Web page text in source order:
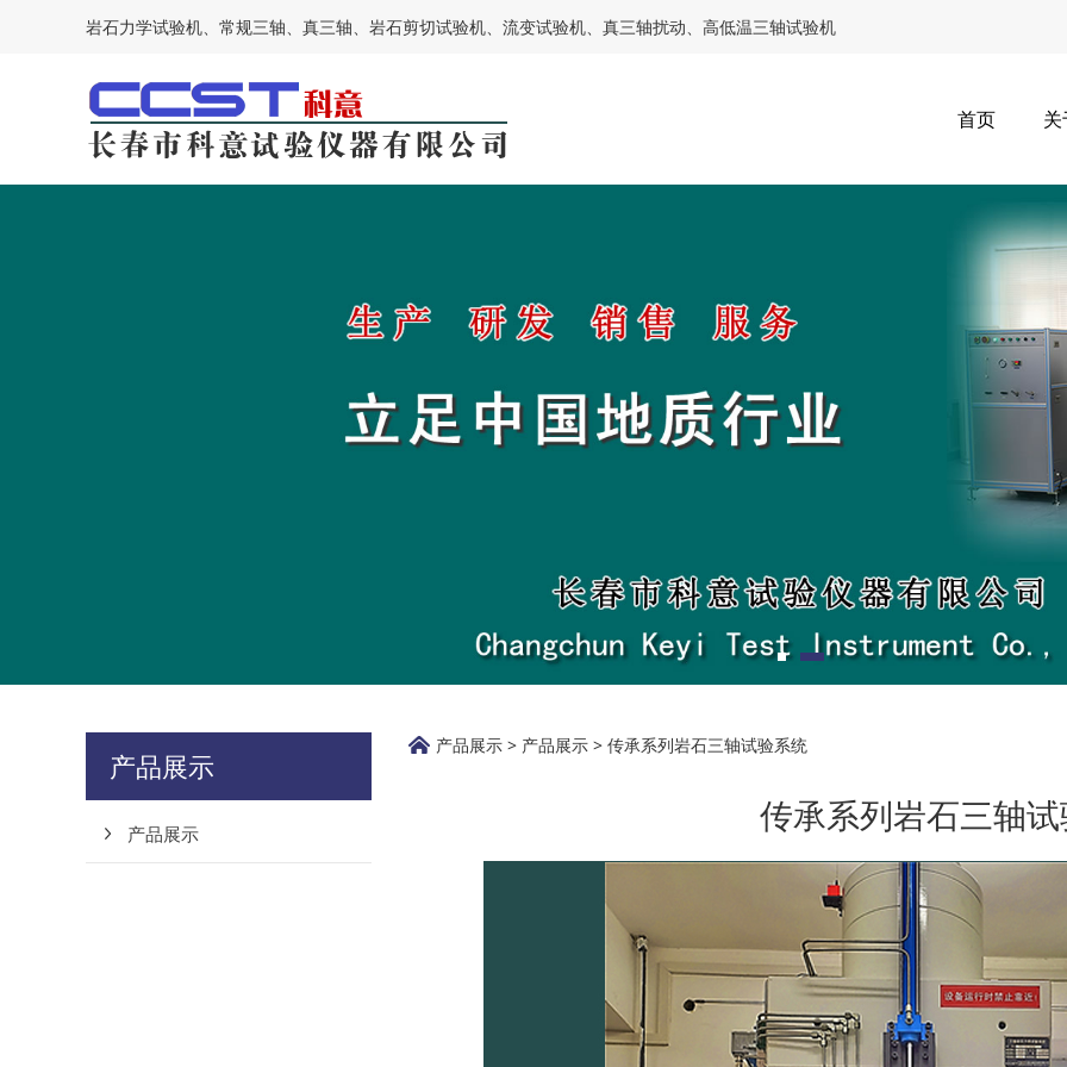
岩石力学试验机、常规三轴、真三轴、岩石剪切试验机、流变试验机、真三轴扰动、高低温三轴试验机
首页
产品展示
产品展示
传承系列岩石三轴试验系统
产品展示> 产品展示> 传承系列岩石三轴试验系统
传承系列岩石三轴